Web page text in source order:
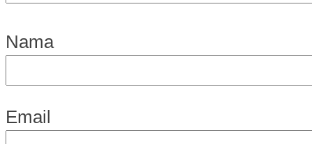
Nama
Email